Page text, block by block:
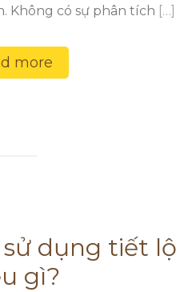
Không có sự phân tích […]
more
sử dụng tiết lộ
gì?